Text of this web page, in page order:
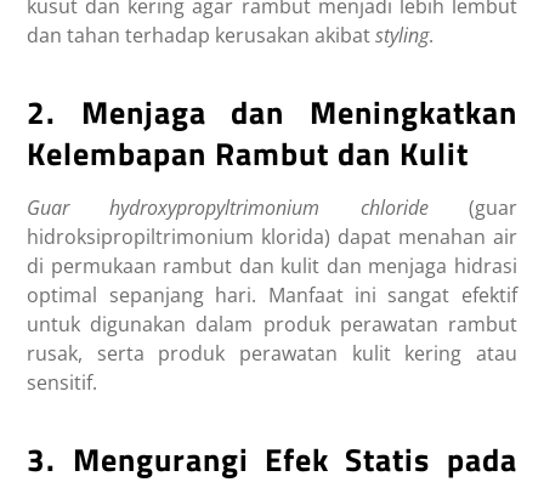
kusut dan kering agar rambut menjadi lebih lembut
dan tahan terhadap kerusakan akibatstyling.
2. Menjaga dan Meningkatkan
Kelembapan Rambut dan Kulit
Guar hydroxypropyltrimonium chloride(guar
hidroksipropiltrimonium klorida) dapat menahan air
di permukaan rambut dan kulit dan menjaga hidrasi
optimal sepanjang hari. Manfaat ini sangat efektif
untuk digunakan dalam produk perawatan rambut
rusak, serta produk perawatan kulit kering atau
sensitif.
3. Mengurangi Efek Statis pada